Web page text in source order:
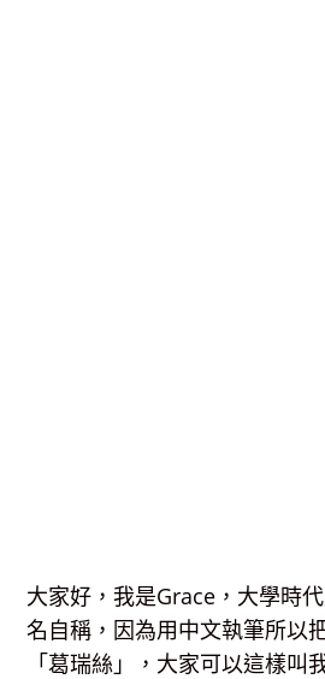
大家好，我是Grace，大學時
名自稱，因為用中文執筆所以
「葛瑞絲」，大家可以這樣叫